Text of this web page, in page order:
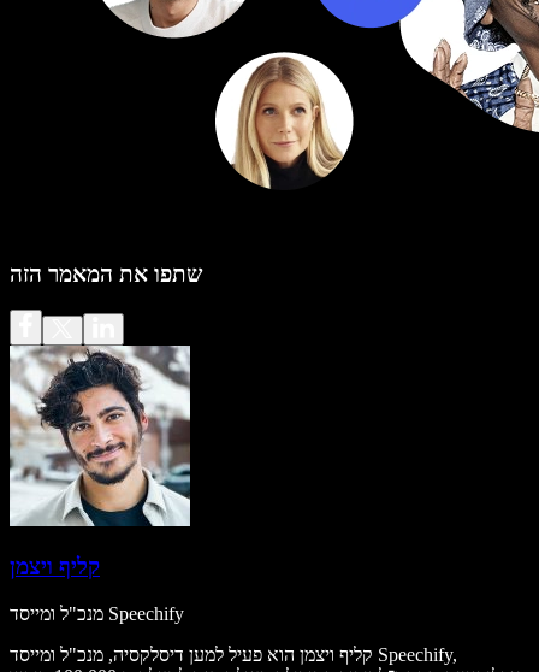
שתפו את המאמר הזה
קליף ויצמן
מנכ"ל ומייסד Speechify
קליף ויצמן הוא פעיל למען דיסלקסיה, מנכ"ל ומייסד Speechify,